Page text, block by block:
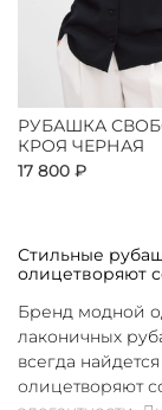
РУБАШКА
КРОЯ ЧЕРНАЯ
17 800 ₽
Стильные
олицетворяют
Бренд модной
лаконичных
всегда
олицетворяют